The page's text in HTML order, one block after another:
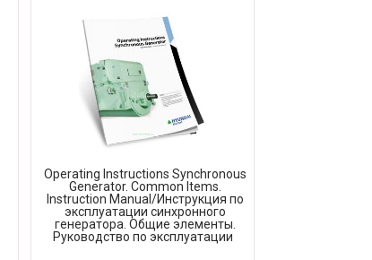
Operating Instructions Synchronous
Generator. Common Items.
Instruction Manual/Инструкция по
эксплуатации синхронного
генератора. Общие элементы.
Руководство по эксплуатации